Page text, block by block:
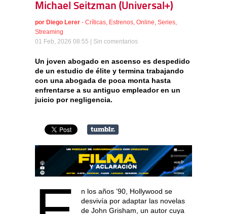
Michael Seitzman (Universal+)
por Diego Lerer - Críticas Estrenos Online Series
Streaming
01 Feb, 2026 08:55 | Sin comentarios
Un joven abogado en ascenso es despedido
de un estudio de élite y termina trabajando
con una abogada de poca monta hasta
enfrentarse a su antiguo empleador en un
juicio por negligencia.
n los años ’90, Hollywood se
desvivía por adaptar las novelas
de John Grisham, un autor cuya